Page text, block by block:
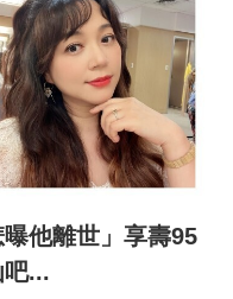
他離世」享壽95
...